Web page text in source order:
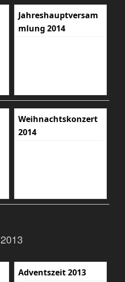
Jahreshauptversam
mlung 2014
Weihnachtskonzert
2014
2013
Adventszeit 2013